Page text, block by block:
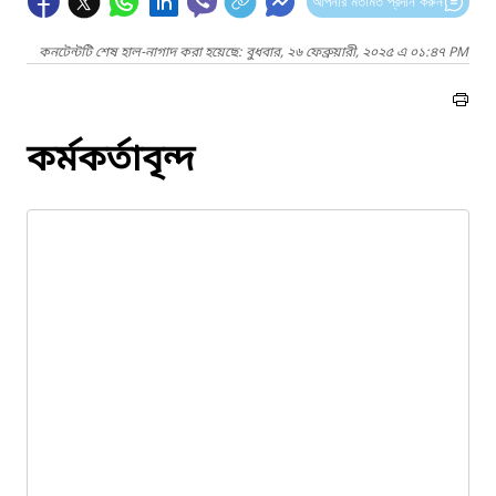
কনটেন্টটি শেষ হাল-নাগাদ করা হয়েছে: বুধবার, ২৬ ফেব্রুয়ারী, ২০২৫ এ ০১:৪৭ PM
কর্মকর্তাবৃন্দ